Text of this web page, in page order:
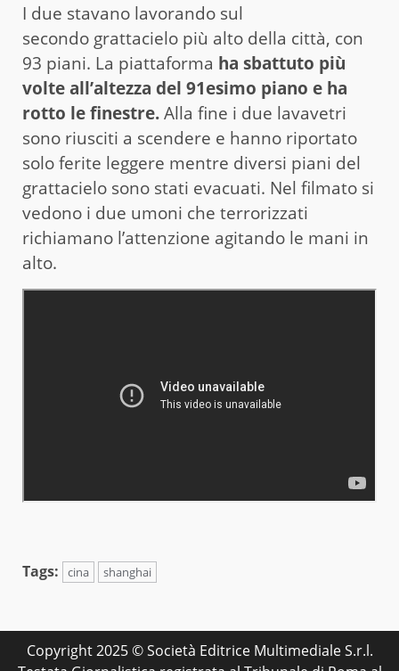
I due stavano lavorando sul
secondo grattacielo più alto della città, con
93 piani. La piattaforma ha sbattuto più
volte all’altezza del 91esimo piano e ha
rotto le finestre.Alla fine i due lavavetri
sono riusciti a scendere e hanno riportato
solo ferite leggere mentre diversi piani del
grattacielo sono stati evacuati. Nel filmato si
vedono i due umoni che terrorizzati
richiamano l’attenzione agitando le mani in
alto.
Tags: cina shanghai
Copyright 2025 © Società Editrice Multimediale S.r.l.